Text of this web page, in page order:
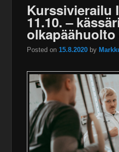
Kurssivierailu
11.10. –
Posted on 15.8.2020 by